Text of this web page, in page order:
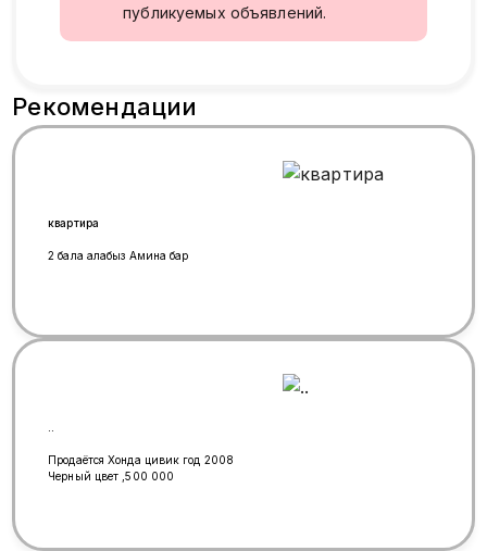
публикуемых объявлений.
Рекомендации
квартира
2 бала алабыз Амина бар
Продаётся Хонда цивик год 2008
Черный цвет ,500 000